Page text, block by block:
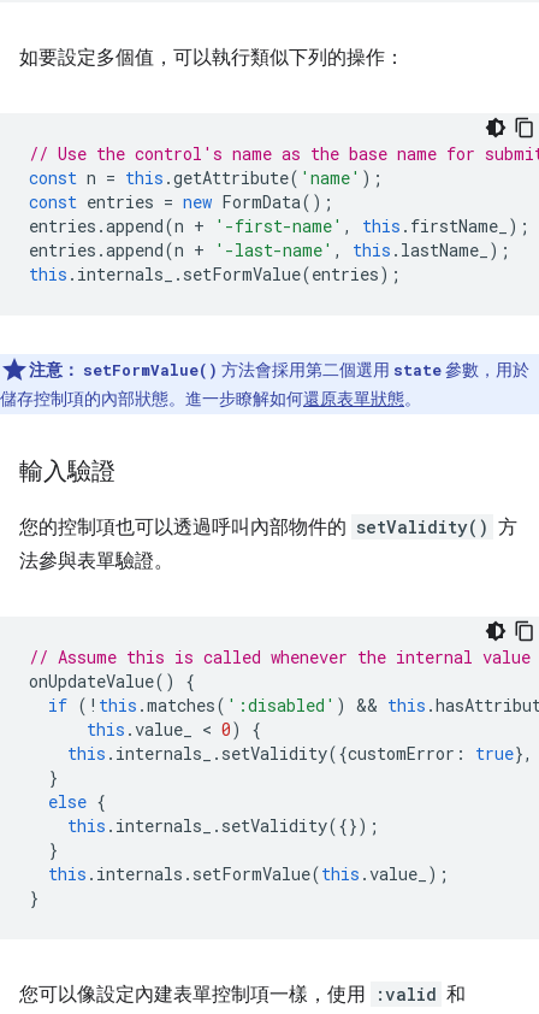
如要設定多個值，可以執行類似下列的操作：
// Use the control's name as the base name for
const n = this .getAttribute( 'name' );
const entries = new FormData();
entries .append(n + '-first-name' , this . firstName_ );
entries .append(n + '-last-name' , this . lastName_ );
this . internals_ . setFormValue(entries);
注意： setFormValue() 方法會採用第二個選用 state參數，用於
儲存控制項的內部狀態。進一步瞭解如何還原表單狀態。
輸入驗證
您的控制項也可以透過呼叫內部物件的 setValidity() 方
法參與表單驗證。
// Assume this is called whenever the internal value
onUpdateValue()
{
if ( ! this .matches( ':disabled' ) && this .
this .value_ < 0)
{
this . internals_ . setValidity({customError : true},
}
else {
this . internals_ . setValidity({});
}
this . internals . setFormValue(this .value_ );
}
您可以像設定內建表單控制項一樣，使用 :valid 和